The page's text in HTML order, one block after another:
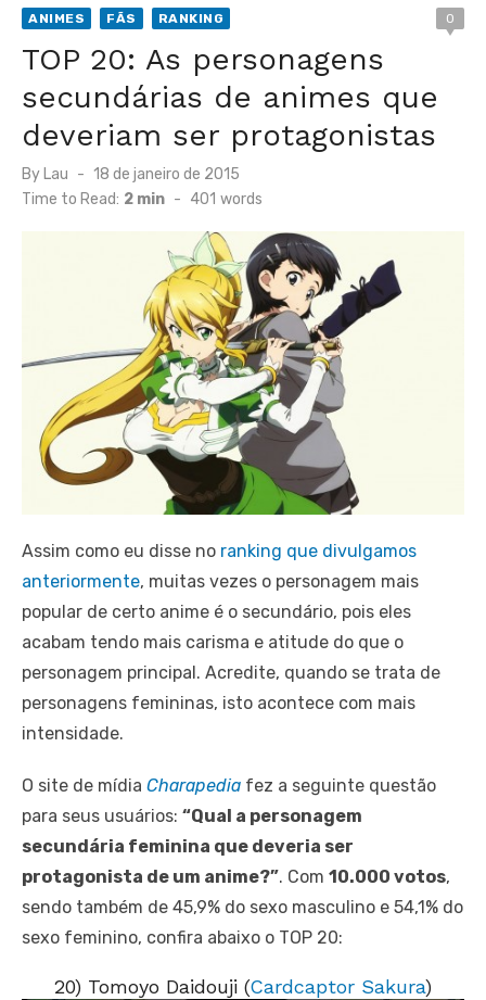
ANIMES FÃS RANKING 0
TOP 20: As personagens
secundárias de animes que
deveriam ser protagonistas
By Lau
Posted
on
18 de janeiro de 2015
Time to Read: 2 min - 401 words
Assim como eu disse no ranking que divulgamos
anteriormente, muitas vezes o personagem mais
popular de certo anime é o secundário, pois eles
acabam tendo mais carisma e atitude do que o
personagem principal. Acredite, quando se trata de
personagens femininas, isto acontece com mais
intensidade.
O site de mídia Charapedia fez a seguinte questão
para seus usuários: “Qual a personagem
secundária feminina que deveria ser
protagonista de um anime?”. Com 10.000 votos,
sendo também de 45,9% do sexo masculino e 54,1% do
sexo feminino, confira abaixo o TOP 20:
20) Tomoyo Daidouji (Cardcaptor Sakura)